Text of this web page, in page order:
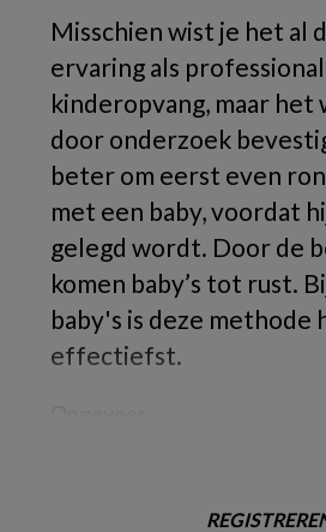
Misschien wist je het al
ervaring als
kinderopvang, maar het
door onderzoek
beter om eerst even
met een baby, voordat
gelegd wordt. Door de
komen baby’s tot rust.
baby's is deze methode
effectiefst.